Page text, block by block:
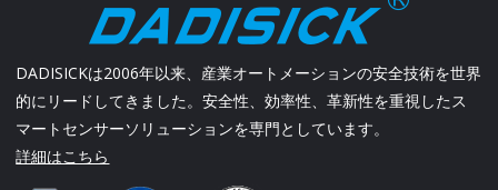
DADISICKは2006年以来、産業オートメーションの安全技術を世界
的にリードしてきました。安全性、効率性、革新性を重視したス
マートセンサーソリューションを専門としています。
詳細はこちら